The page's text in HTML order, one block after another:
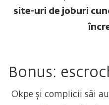
site-uri de joburi
Bonus:
Okpe și complicii săi